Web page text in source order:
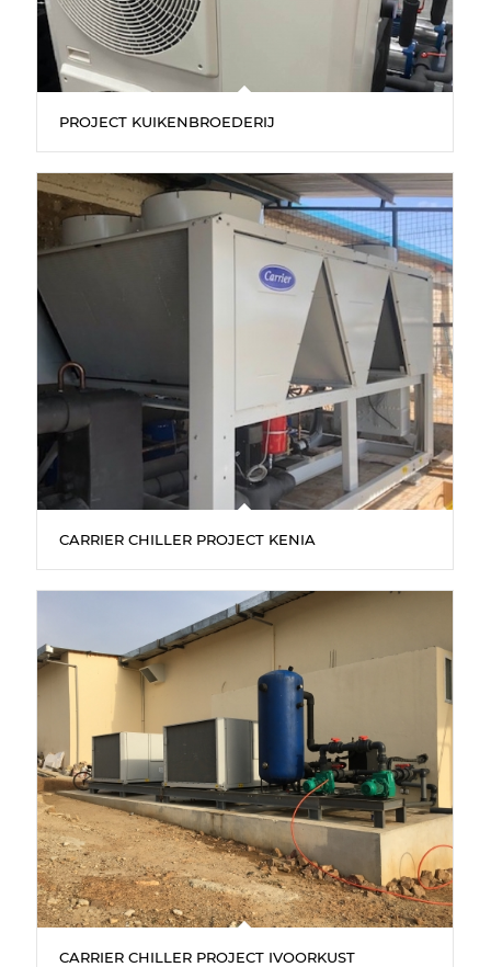
PROJECT KUIKENBROEDERIJ
CARRIER CHILLER PROJECT KENIA
CARRIER CHILLER PROJECT IVOORKUST